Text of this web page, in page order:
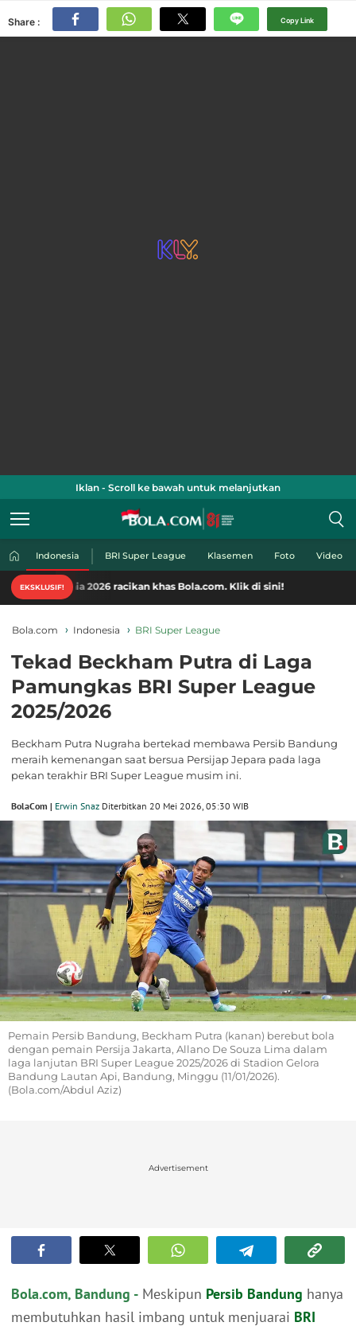
Share : Copy Link
Iklan - Scroll ke bawah untuk melanjutkan
Indonesia BRI Super League Klasemen Foto Video
EKSKLUSIF!
2026 racikan khas Bola.com. Klik di sini!
Bola.com Indonesia BRI Super League
Tekad Beckham Putra di Laga
Pamungkas BRI Super League
2025/2026
Beckham Putra Nugraha bertekad membawa Persib Bandung
meraih kemenangan saat bersua Persijap Jepara pada laga
pekan terakhir BRI Super League musim ini.
BolaCom | Erwin Snaz Diterbitkan 20 Mei 2026, 05:30 WIB
Pemain Persib Bandung, Beckham Putra (kanan) berebut bola
dengan pemain Persija Jakarta, Allano De Souza Lima dalam
laga lanjutan BRI Super League 2025/2026 di Stadion Gelora
Bandung Lautan Api, Bandung, Minggu (11/01/2026).
(Bola.com/Abdul Aziz)
Advertisement
Bola.com, Bandung - Meskipun Persib Bandung hanya
membutuhkan hasil imbang untuk menjuarai BRI